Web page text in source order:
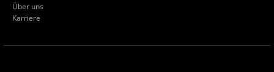
Über uns
Karriere